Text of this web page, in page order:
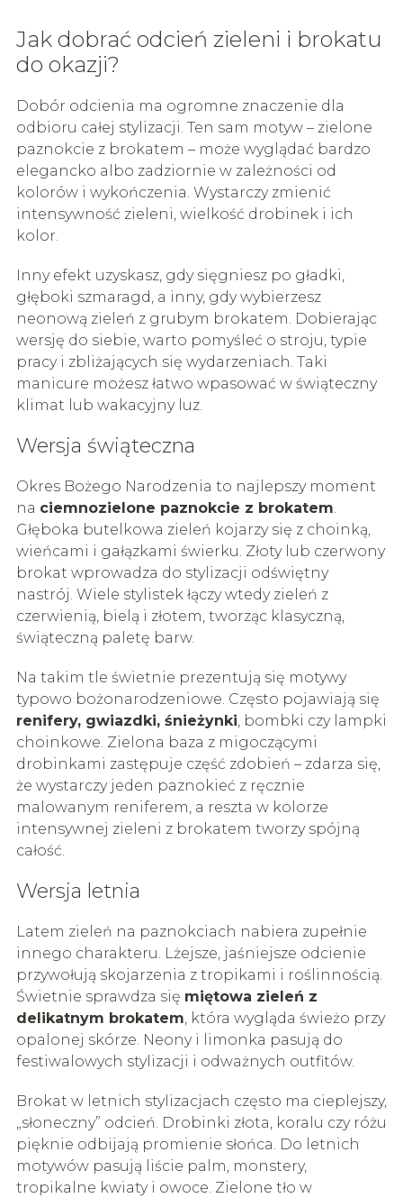
Jak dobrać odcień zieleni i brokatu
do okazji?
Dobór odcienia ma ogromne znaczenie dla
odbioru całej stylizacji. Ten sam motyw – zielone
paznokcie z brokatem – może wyglądać bardzo
elegancko albo zadziornie w zależności od
kolorów i wykończenia. Wystarczy zmienić
intensywność zieleni, wielkość drobinek i ich
kolor.
Inny efekt uzyskasz, gdy sięgniesz po gładki,
głęboki szmaragd, a inny, gdy wybierzesz
neonową zieleń z grubym brokatem. Dobierając
wersję do siebie, warto pomyśleć o stroju, typie
pracy i zbliżających się wydarzeniach. Taki
manicure możesz łatwo wpasować w świąteczny
klimat lub wakacyjny luz.
Wersja świąteczna
Okres Bożego Narodzenia to najlepszy moment
na ciemnozielone paznokcie z brokatem.
Głęboka butelkowa zieleń kojarzy się z choinką,
wieńcami i gałązkami świerku. Złoty lub czerwony
brokat wprowadza do stylizacji odświętny
nastrój. Wiele stylistek łączy wtedy zieleń z
czerwienią, bielą i złotem, tworząc klasyczną,
świąteczną paletę barw.
Na takim tle świetnie prezentują się motywy
typowo bożonarodzeniowe. Często pojawiają się
renifery, gwiazdki, śnieżynki, bombki czy lampki
choinkowe. Zielona baza z migoczącymi
drobinkami zastępuje część zdobień – zdarza się,
że wystarczy jeden paznokieć z ręcznie
malowanym reniferem, a reszta w kolorze
intensywnej zieleni z brokatem tworzy spójną
całość.
Wersja letnia
Latem zieleń na paznokciach nabiera zupełnie
innego charakteru. Lżejsze, jaśniejsze odcienie
przywołują skojarzenia z tropikami i roślinnością.
Świetnie sprawdza się miętowa zieleń z
delikatnym brokatem, która wygląda świeżo przy
opalonej skórze. Neony i limonka pasują do
festiwalowych stylizacji i odważnych outfitów.
Brokat w letnich stylizacjach często ma cieplejszy,
„słoneczny” odcień. Drobinki złota, koralu czy różu
pięknie odbijają promienie słońca. Do letnich
motywów pasują liście palm, monstery,
tropikalne kwiaty i owoce. Zielone tło w